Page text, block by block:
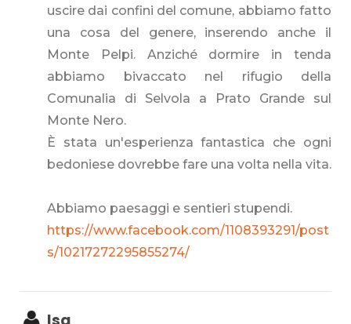
uscire dai confini del comune, abbiamo fatto
una cosa del genere, inserendo anche il
Monte Pelpi. Anziché dormire in tenda
abbiamo bivaccato nel rifugio della
Comunalia di Selvola a Prato Grande sul
Monte Nero.
È stata un'esperienza fantastica che ogni
bedoniese dovrebbe fare una volta nella vita.
Abbiamo paesaggi e sentieri stupendi.
https://www.facebook.com/1108393291/post
s/10217272295855274/